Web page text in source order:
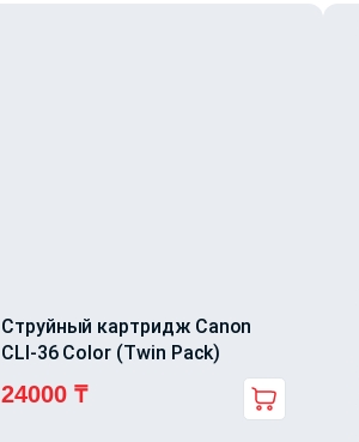
Струйный картридж Canon
CLI-36 Color (Twin Pack)
24000 ₸